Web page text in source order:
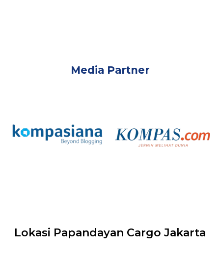
Media Partner
Lokasi Papandayan Cargo Jakarta